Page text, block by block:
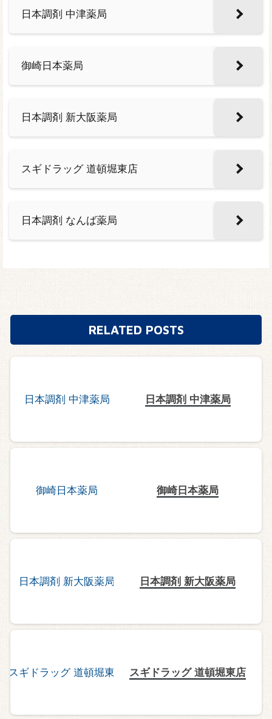
日本調剤 中津薬局
御崎日本薬局
日本調剤 新大阪薬局
スギドラッグ 道頓堀東店
日本調剤 なんば薬局
RELATED POSTS
日本調剤 中津薬局
御崎日本薬局
日本調剤 新大阪薬局
スギドラッグ 道頓堀東店